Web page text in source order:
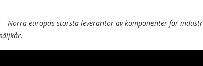
– Norra europas största leverantör av komponenter för